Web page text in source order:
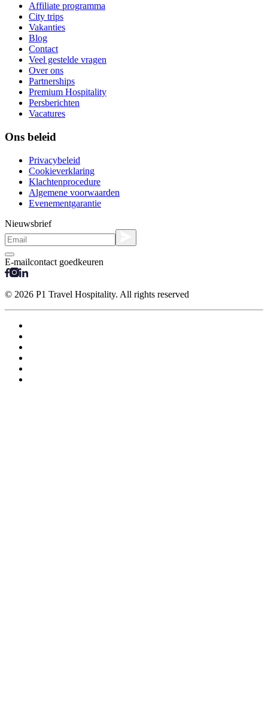
Affiliate programma
City trips
Vakanties
Blog
Contact
Veel gestelde vragen
Over ons
Partnerships
Premium Hospitality
Persberichten
Vacatures
Ons beleid
Privacybeleid
Cookieverklaring
Klachtenprocedure
Algemene voorwaarden
Evenementgarantie
Nieuwsbrief
E-mailcontact goedkeuren
© 2026 P1 Travel Hospitality. All rights reserved